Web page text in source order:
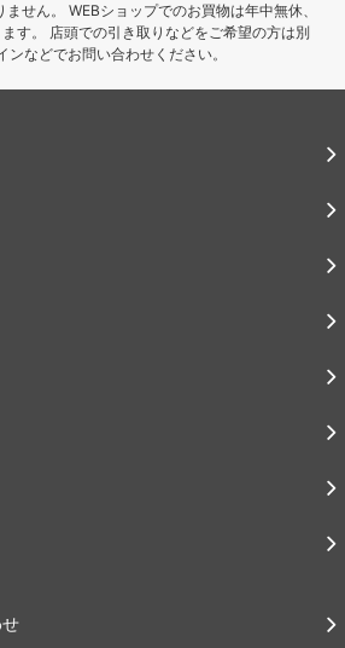
せん。 WEBショップでのお買物は年中無休、
す。 店頭での引き取りなどをご希望の方は別
ンなどでお問い合わせください。